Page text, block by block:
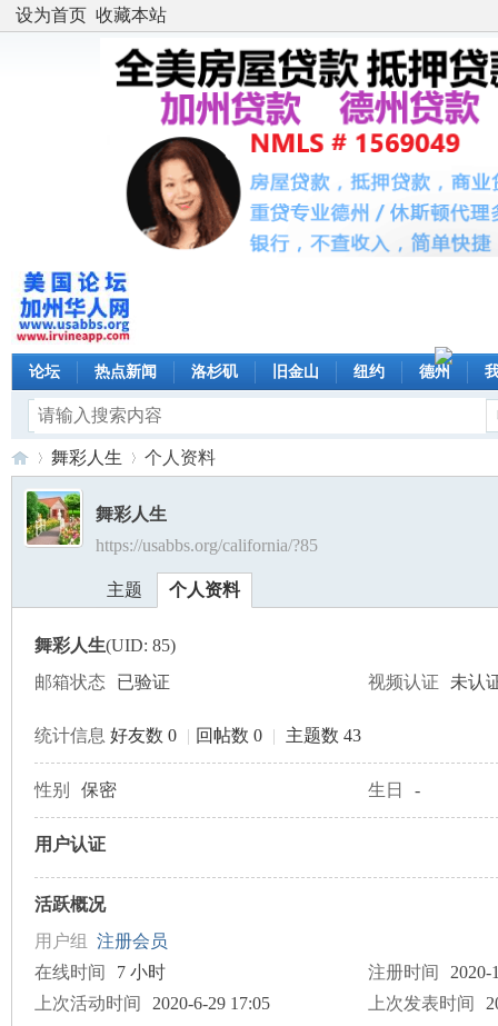
设为首页 收藏本站
论坛 热点新闻 洛杉矶 旧金山 纽约 德州
美›
舞彩人生
›
个人资料
舞彩人生
https://usabbs.org/california/?85
主题 个人资料
舞彩人生(UID: 85)
邮箱状态
已验证 视频认证 未认
统计信息 好友数 0 | 回帖数 0 | 主题数 43
性别 保密 生日 -
用户认证
活跃概况
用户组 注册会员
在线时间
7 小时 注册时间
2020-
上次活动时间
2020-6-29 17:05 上次发表时间